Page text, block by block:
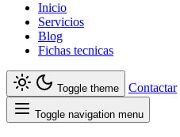
Inicio
Servicios
Blog
Fichas tecnicas
Toggle theme Contactar
Toggle navigation menu